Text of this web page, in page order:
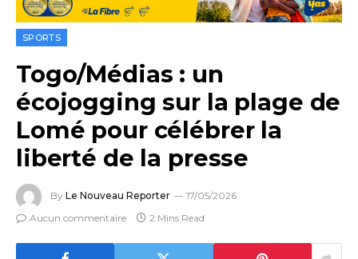
SPORTS
Togo/Médias : un
écojogging sur la plage de
Lomé pour célébrer la
liberté de la presse
By Le Nouveau Reporter
17/05/2026
Aucun commentaire
2 Mins Read